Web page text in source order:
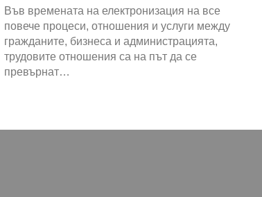
Във времената на електронизация на все
повече процеси, отношения и услуги между
гражданите, бизнеса и администрацията,
трудовите отношения са на път да се
превърнат…